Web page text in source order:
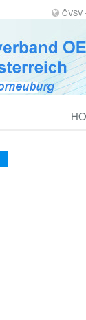
ÖVSV